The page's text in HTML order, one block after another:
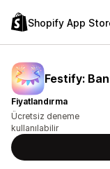
Shopify App
Festify:
Fiyatlandırma
Ücretsiz deneme
kullanılabilir